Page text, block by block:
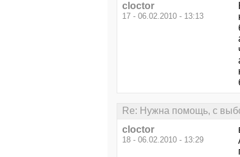
cloctor
17 - 06.02.2010 - 13:13
Re: Нужна помощь, с
cloctor
18 - 06.02.2010 - 13:29